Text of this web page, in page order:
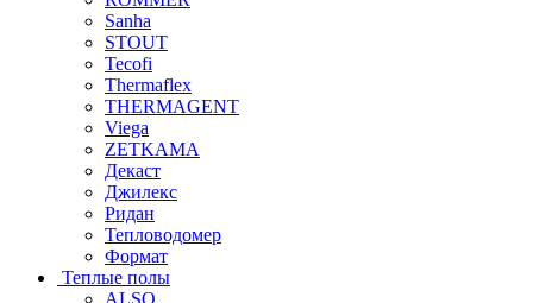
Sanha
STOUT
Tecofi
Thermaflex
THERMAGENT
Viega
ZETKAMA
Декаст
Джилекс
Ридан
Тепловодомер
Формат
Теплые полы
ALSO